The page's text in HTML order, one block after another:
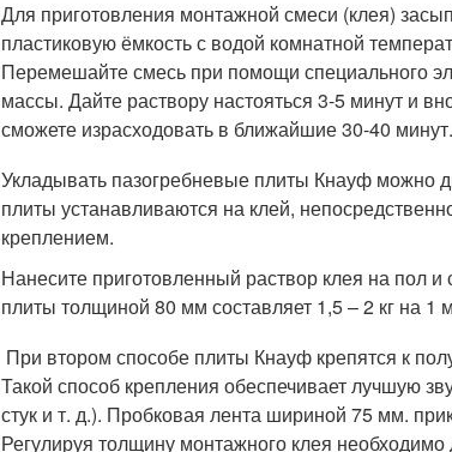
Для приготовления монтажной смеси (клея)
пластиковую ёмкость с водой комнатной
Перемешайте смесь при помощи специального
массы. Дайте раствору настояться 3-5 минут и
сможете израсходовать в ближайшие 30-40 минут.
Укладывать пазогребневые плиты Кнауф можно
плиты устанавливаются на клей,
креплением.
Нанесите приготовленный раствор клея на пол
плиты толщиной 80 мм составляет 1,5 – 2 кг на
При втором способе плиты Кнауф крепятся к
Такой способ крепления обеспечивает лучшую
стук и т. д.). Пробковая лента шириной 75 мм.
Регулируя толщину монтажного клея необходимо